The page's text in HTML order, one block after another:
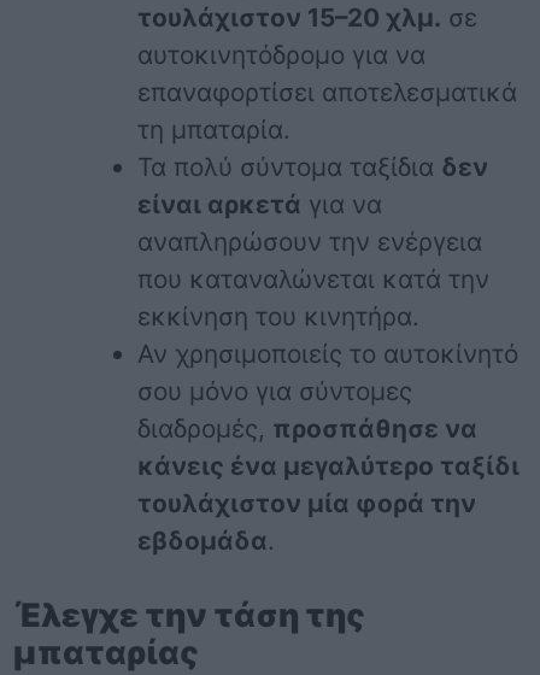
τουλάχιστον 15–20 χλμ. σε
αυτοκινητόδρομο για να
επαναφορτίσει αποτελεσματικά
τη μπαταρία.
Τα πολύ σύντομα ταξίδια δεν
είναι αρκετά για να
αναπληρώσουν την ενέργεια
που καταναλώνεται κατά την
εκκίνηση του κινητήρα.
Αν χρησιμοποιείς το αυτοκίνητό
σου μόνο για σύντομες
διαδρομές, προσπάθησε να
κάνεις ένα μεγαλύτερο ταξίδι
τουλάχιστον μία φορά την
εβδομάδα.
Έλεγχε την τάση της
μπαταρίας